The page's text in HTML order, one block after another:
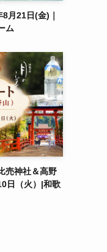
月21日(金)｜
ム
売神社＆高野
日（火）|和歌